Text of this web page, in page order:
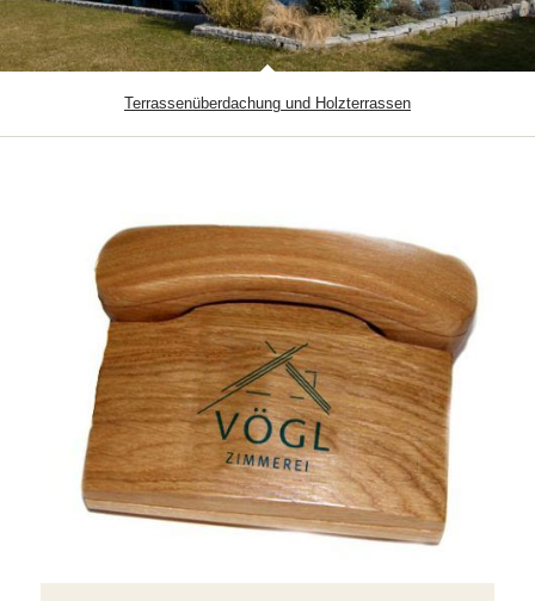
Terrassenüberdachung und Holzterrassen